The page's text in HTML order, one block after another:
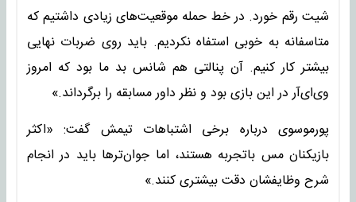
شیت رقم خورد. در خط حمله موقعیت‌های زیادی داشتیم که
متاسفانه به خوبی استفاه نکردیم. باید روی ضربات نهایی
بیشتر کار کنیم. آن پنالتی هم شانس بد ما بود که امروز
وی‌ای‌آر در این بازی بود و نظر داور مسابقه را برگرداند.»
پورموسوی درباره برخی اشتباهات تیمش گفت: «اکثر
بازیکنان مس باتجربه هستند، اما جوان‌ترها باید در انجام
شرح وظایفشان دقت بیشتری کنند.»